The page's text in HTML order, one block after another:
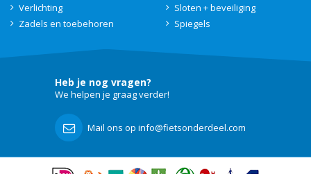
Verlichting
Zadels en toebehoren
Sloten + beveiliging
Spiegels
Heb je nog vragen?
We helpen je graag verder!
Mail ons op info@fietsonderdeel.com